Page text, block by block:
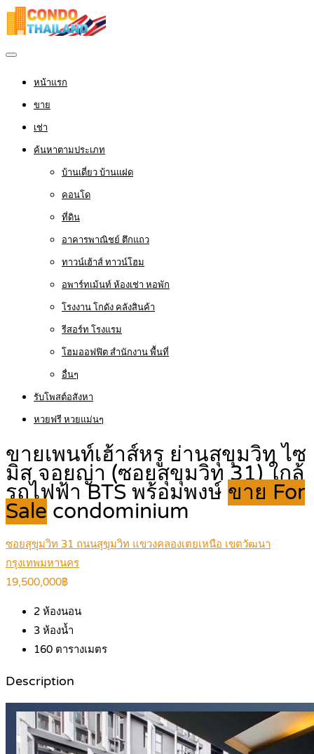
หน้าแรก
ขาย
เช่า
ค้นหาตามประเภท
บ้านเดี่ยว บ้านแฝด
คอนโด
ที่ดิน
อาคารพาณิชย์ ตึกแถว
ทาวน์เฮ้าส์ ทาวน์โฮม
อพาร์ทเม้นท์ ห้องเช่า หอพัก
โรงงาน โกดัง คลังสินค้า
รีสอร์ท โรงแรม
โฮมออฟฟิต สำนักงาน พื้นที่
อื่นๆ
รับโพสต์อสังหา
หวยฟรี หวยแม่นๆ
ขายเพนท์เฮ้าส์หรู ย่านสุขุมวิท ไซ
มิส จอยญ่า (ซอยสุขุมวิท 31) ใกล้
รถไฟฟ้า BTS พร้อมพงษ์ ขาย For
Sale condominium
ซอยสุขุมวิท 31 ถนนสุขุมวิท แขวงคลองเตยเหนือ เขตวัฒนา
กรุงเทพมหานคร
19,500,000฿
2 ห้องนอน
3 ห้องน้ำ
160 ตารางเมตร
Description